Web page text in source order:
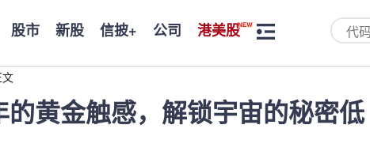
股市 新股 信披+ 公司 港美股
文
黄金触感，解锁宇宙的秘密低